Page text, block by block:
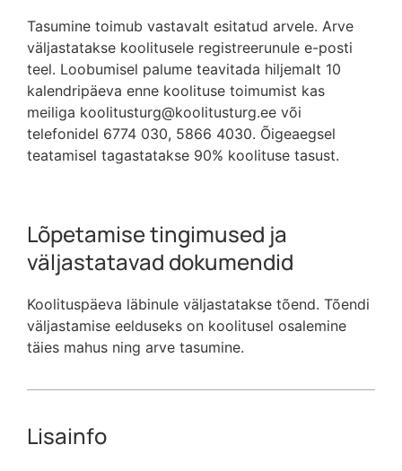
Tasumine toimub vastavalt esitatud arvele. Arve
väljastatakse koolitusele registreerunule e-posti
teel. Loobumisel palume teavitada hiljemalt 10
kalendripäeva enne koolituse toimumist kas
meiliga koolitusturg@koolitusturg.ee või
telefonidel 6774 030, 5866 4030. Õigeaegsel
teatamisel tagastatakse 90% koolituse tasust.
Lõpetamise tingimused ja
väljastatavad dokumendid
Koolituspäeva läbinule väljastatakse tõend. Tõendi
väljastamise eelduseks on koolitusel osalemine
täies mahus ning arve tasumine.
Lisainfo